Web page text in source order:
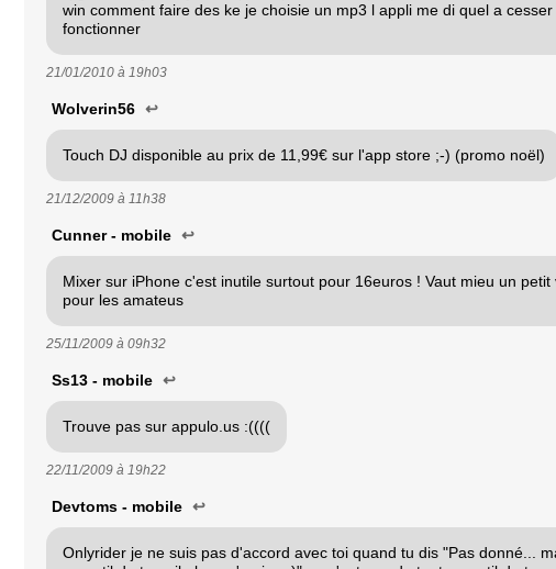
win comment faire des ke je choisie un mp3 l appli me di quel a cesser
fonctionner
21/01/2010 à 19h03
Wolverin56 ↩
Touch DJ disponible au prix de 11,99€ sur l'app store ;-) (promo noël)
21/12/2009 à 11h38
Cunner - mobile ↩
Mixer sur iPhone c'est inutile surtout pour 16euros ! Vaut mieu un petit
pour les amateus
25/11/2009 à 09h32
Ss13 - mobile ↩
Trouve pas sur appulo.us :((((
22/11/2009 à 19h22
Devtoms - mobile ↩
Onlyrider je ne suis pas d'accord avec toi quand tu dis "Pas donné...